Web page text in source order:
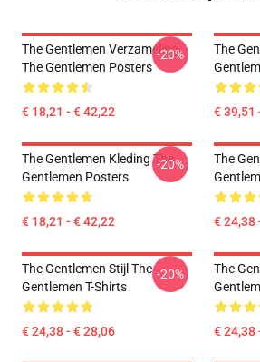
The Gentlemen Verzameling
The Gentlemen Posters
€ 18,21 - € 42,22
-20%
The
€ 39,51
The Gentlemen Kleding The
Gentlemen Posters
€ 18,21 - € 42,22
-20%
The
€ 24,38
The Gentlemen Stijl The
Gentlemen T-Shirts
€ 24,38 - € 28,06
-20%
The
€ 24,38